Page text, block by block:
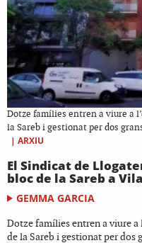
Dotze famílies entren a viure a
la Sareb i gestionat per dos
| ARXIU
El Sindicat de
bloc de la Sareb a
GEMMA GARCIA
Dotze famílies entren a viure
de la Sareb i gestionat per dos